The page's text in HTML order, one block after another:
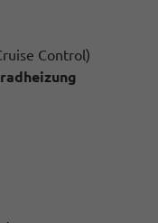
Control)